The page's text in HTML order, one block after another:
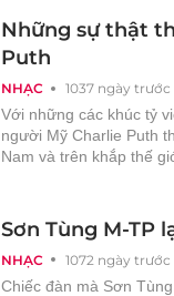
NHẠC 1037 ngày trước
Những sự thật
Puth
Với những các khúc tỷ
người Mỹ Charlie Puth
Nam và trên khắp thế
NHẠC 1072 ngày trước
Sơn Tùng M-TP
Chiếc đàn mà Sơn